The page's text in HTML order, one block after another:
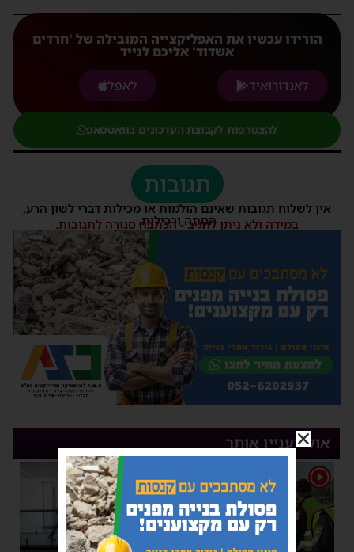
הורידו עכשיו את האפליקצייה המובילה של 'חרדים
אשדוד' אליכם לנייד
לאנדורואיד
לאפל
להצטרפות לקבוצת העדכונים בוואטסאפ
תגובות
אין לשלוח תגובות שאינם הולמות או מכילות דברי לשון הרע,
הסתה ורכילות.
במידה ולא ניתן להגיב - הכתבה סגורה לתגובות.
אולי יעניין אותך
1